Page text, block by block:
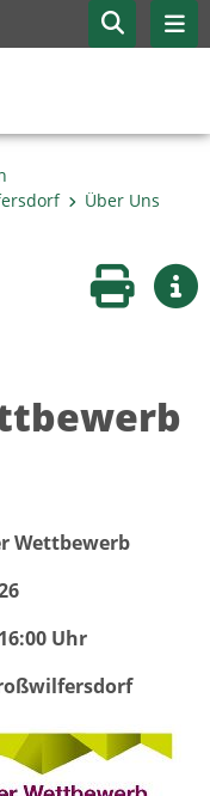
Über Uns
Seite
Wettbewerb
Uhr